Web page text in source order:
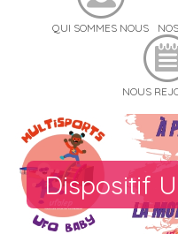
QUI SOMMES NOUS
NOUS
Dispositif
22ème
Badminton
Catalogue
Catalogue
Notre
Notre
Volleyball
Tir à l'arc
Handball
Foot à 7
Activités
Badminton
Sport Auto